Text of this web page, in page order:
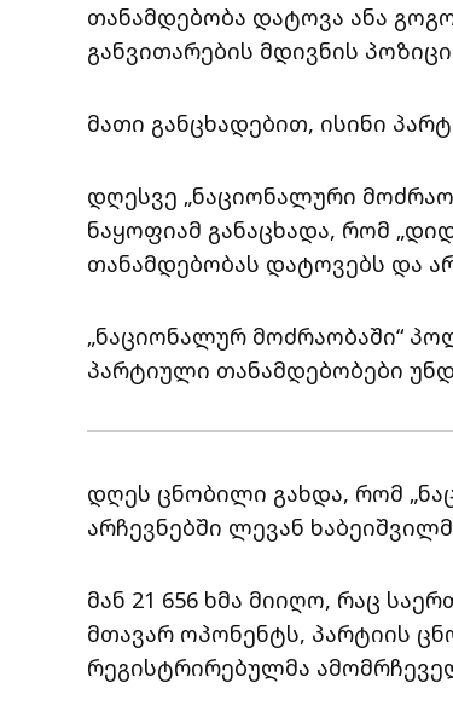
თანამდებობა დატოვა ანა
განვითარების მდივნის
მათი განცხადებით, ისინი
დღესვე „ნაციონალური
ნაყოფიამ განაცხადა, რომ
თანამდებობას დატოვებს და
„ნაციონალურ მოძრაობაში“
პარტიული თანამდებობები
დღეს ცნობილი გახდა, რომ
არჩევნებში ლევან
მან 21 656 ხმა მიიღო, რაც
მთავარ ოპონენტს, პარტიის
რეგისტრირებულმა